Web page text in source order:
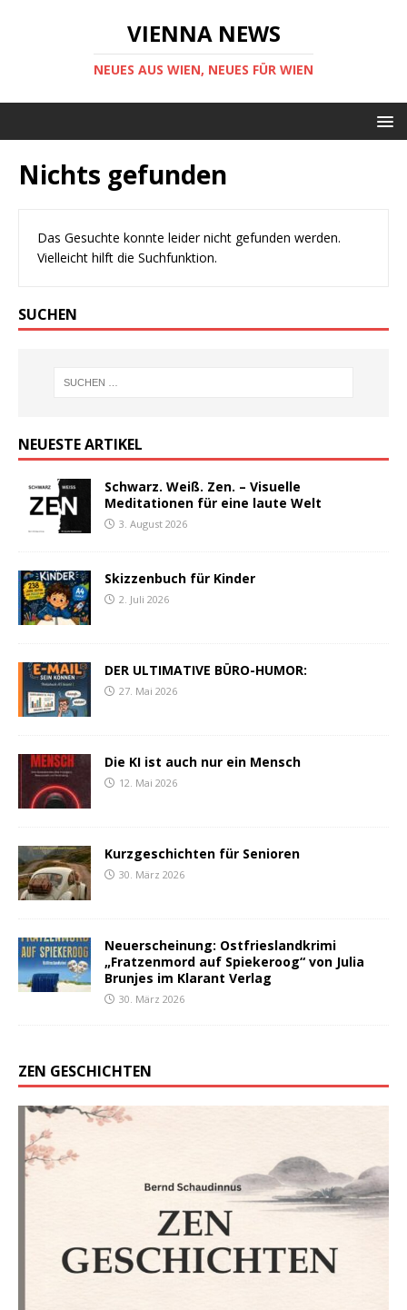
VIENNA NEWS
NEUES AUS WIEN, NEUES FÜR WIEN
Nichts gefunden
Das Gesuchte konnte leider nicht gefunden werden.
Vielleicht hilft die Suchfunktion.
SUCHEN
NEUESTE ARTIKEL
Schwarz. Weiß. Zen. – Visuelle
Meditationen für eine laute Welt
3. August 2026
Skizzenbuch für Kinder
2. Juli 2026
DER ULTIMATIVE BÜRO-HUMOR:
27. Mai 2026
Die KI ist auch nur ein Mensch
12. Mai 2026
Kurzgeschichten für Senioren
30. März 2026
Neuerscheinung: Ostfrieslandkrimi
„Fratzenmord auf Spiekeroog“ von Julia
Brunjes im Klarant Verlag
30. März 2026
ZEN GESCHICHTEN